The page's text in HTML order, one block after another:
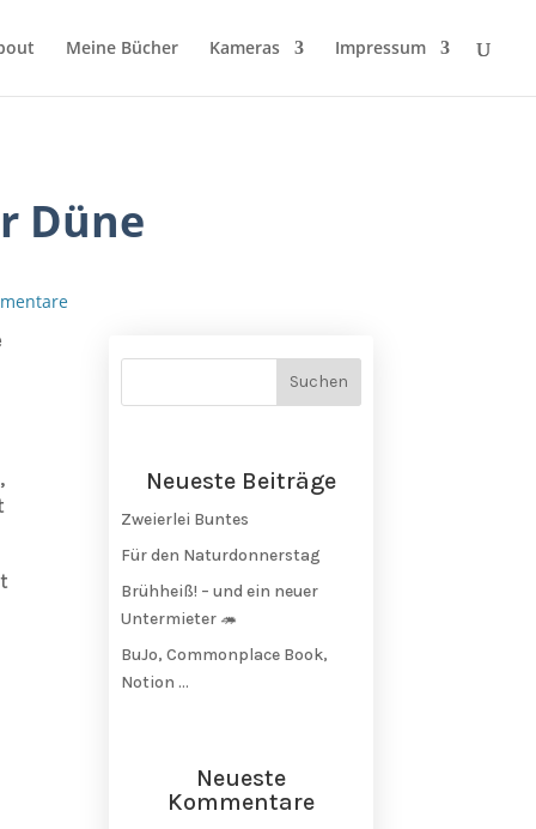
Meine Bücher Kameras Impressum
Düne
Neueste Beiträge
Zweierlei Buntes
Für den Naturdonnerstag
Brühheiß! – und ein neuer
Untermieter 🦔
BuJo, Commonplace Book,
Notion …
Neueste
Kommentare